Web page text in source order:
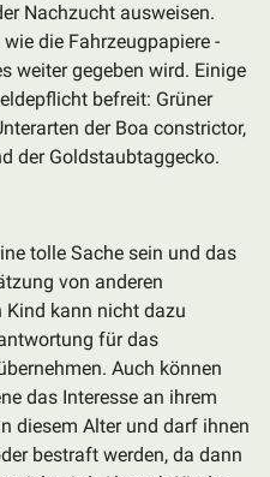
Nachzucht ausweisen.
die Fahrzeugpapiere -
weiter gegeben wird. Einige
befreit: Grüner
der Boa constrictor,
der Goldstaubtaggecko.
tolle Sache sein und das
von anderen
Kind kann nicht dazu
für das
Auch können
das Interesse an ihrem
diesem Alter und darf ihnen
bestraft werden, da dann